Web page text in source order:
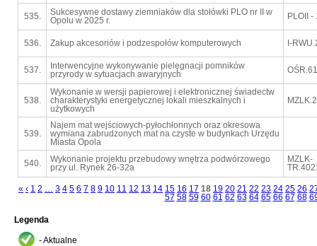
535.
Sukcesywne dostawy ziemniaków dla stołówki PLO nr II w
Opolu w 2025 r.
PLOII
536. Zakup akcesoriów i podzespołów komputerowych I-
537.
Interwencyjne wykonywanie pielęgnacji pomników
przyrody w sytuacjach awaryjnych
538.
Wykonanie w wersji papierowej i elektronicznej świadectw
charakterystyki energetycznej lokali mieszkalnych i
użytkowych
539.
Najem mat wejściowych-pyłochłonnych oraz okresowa
wymiana zabrudzonych mat na czyste w budynkach Urzędu
Miasta Opola
540.
Wykonanie projektu przebudowy wnętrza podwórzowego
przy ul. Rynek 26-32a
MZLK-
« ‹ 1 2 … 3 4 5 6 7 8 9 10 11 12 13 14 15 16 17 18 19 20 21 22 23 24 25 26
57 58 59 60 61 62 63 64 65 66 67 68
Legenda
- Aktualne